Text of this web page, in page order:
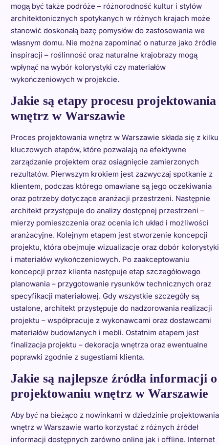
mogą być także podróże – różnorodność kultur i stylów
architektonicznych spotykanych w różnych krajach może
stanowić doskonałą bazę pomysłów do zastosowania we
własnym domu. Nie można zapominać o naturze jako źródle
inspiracji – roślinność oraz naturalne krajobrazy mogą
wpłynąć na wybór kolorystyki czy materiałów
wykończeniowych w projekcie.
Jakie są etapy procesu projektowania
wnętrz w Warszawie
Proces projektowania wnętrz w Warszawie składa się z kilku
kluczowych etapów, które pozwalają na efektywne
zarządzanie projektem oraz osiągnięcie zamierzonych
rezultatów. Pierwszym krokiem jest zazwyczaj spotkanie z
klientem, podczas którego omawiane są jego oczekiwania
oraz potrzeby dotyczące aranżacji przestrzeni. Następnie
architekt przystępuje do analizy dostępnej przestrzeni –
mierzy pomieszczenia oraz ocenia ich układ i możliwości
aranżacyjne. Kolejnym etapem jest stworzenie koncepcji
projektu, która obejmuje wizualizacje oraz dobór kolorystyki
i materiałów wykończeniowych. Po zaakceptowaniu
koncepcji przez klienta następuje etap szczegółowego
planowania – przygotowanie rysunków technicznych oraz
specyfikacji materiałowej. Gdy wszystkie szczegóły są
ustalone, architekt przystępuje do nadzorowania realizacji
projektu – współpracuje z wykonawcami oraz dostawcami
materiałów budowlanych i mebli. Ostatnim etapem jest
finalizacja projektu – dekoracja wnętrza oraz ewentualne
poprawki zgodnie z sugestiami klienta.
Jakie są najlepsze źródła informacji o
projektowaniu wnętrz w Warszawie
Aby być na bieżąco z nowinkami w dziedzinie projektowania
wnętrz w Warszawie warto korzystać z różnych źródeł
informacji dostępnych zarówno online jak i offline. Internet